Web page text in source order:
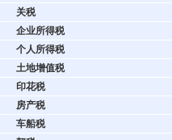
关税
企业所得税
个人所得税
土地增值税
印花税
房产税
车船税